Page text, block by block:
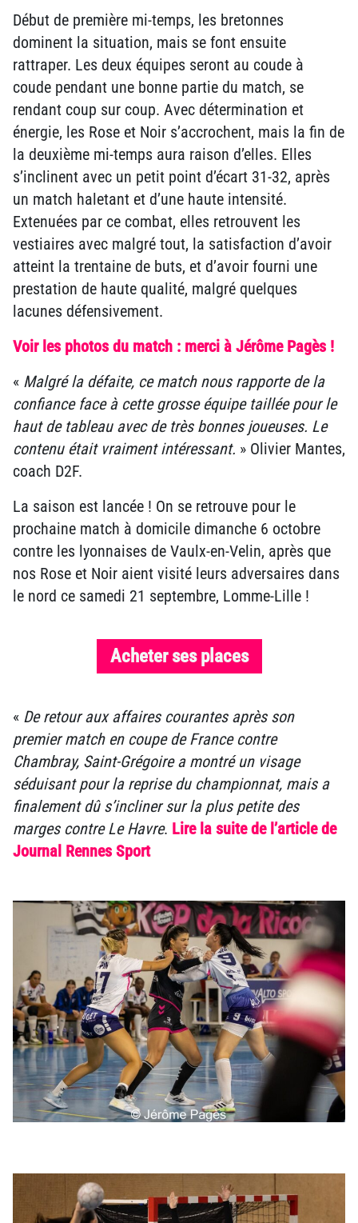
Début de première mi-temps, les bretonnes
dominent la situation, mais se font ensuite
rattraper. Les deux équipes seront au coude à
coude pendant une bonne partie du match, se
rendant coup sur coup. Avec détermination et
énergie, les Rose et Noir s’accrochent, mais la fin de
la deuxième mi-temps aura raison d’elles. Elles
s’inclinent avec un petit point d’écart 31-32, après
un match haletant et d’une haute intensité.
Extenuées par ce combat, elles retrouvent les
vestiaires avec malgré tout, la satisfaction d’avoir
atteint la trentaine de buts, et d’avoir fourni une
prestation de haute qualité, malgré quelques
lacunes défensivement.
Voir les photos du match : merci à Jérôme Pagès !
« Malgré la défaite, ce match nous rapporte de la
confiance face à cette grosse équipe taillée pour le
haut de tableau avec de très bonnes joueuses. Le
contenu était vraiment intéressant. » Olivier Mantes,
coach D2F.
La saison est lancée ! On se retrouve pour le
prochaine match à domicile dimanche 6 octobre
contre les lyonnaises de Vaulx-en-Velin, après que
nos Rose et Noir aient visité leurs adversaires dans
le nord ce samedi 21 septembre, Lomme-Lille !
Acheter ses places
« De retour aux affaires courantes après son
premier match en coupe de France contre
Chambray, Saint-Grégoire a montré un visage
séduisant pour la reprise du championnat, mais a
finalement dû s’incliner sur la plus petite des
marges contre Le Havre. Lire la suite de l’article de
Journal Rennes Sport